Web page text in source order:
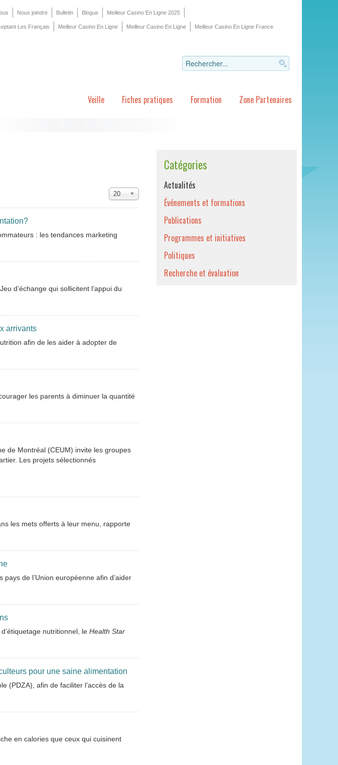
Nous joindre Bulletin Blogue Meilleur Casino En Ligne 2025
Les Français Meilleur Casino En Ligne Meilleur Casino En Ligne Meilleur Casino En Ligne France
Veille Fiches pratiques Formation Zone Partenaires
20
: les tendances marketing
d’échange qui sollicitent l’appui du
arrivants
afin de les aider à adopter de
les parents à diminuer la quantité
de Montréal (CEUM) invite les groupes
Les projets sélectionnés
les mets offerts à leur menu, rapporte
de l’Union européenne afin d’aider
nutritionnel, le Health Star
pour une saine alimentation
(PDZA), afin de faciliter l’accès de la
en calories que ceux qui cuisinent
Catégories
Actualités
Événements et formations
Publications
Programmes et initiatives
Politiques
Recherche et évaluation